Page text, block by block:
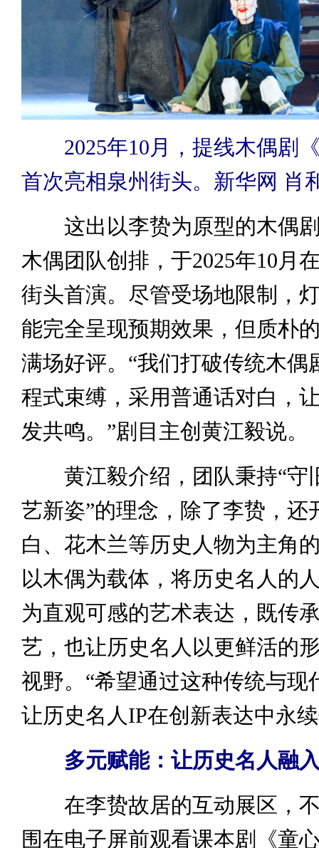
2025年10月，提线木偶剧
首次亮相泉州街头。新华网 肖
这出以李贽为原型的木偶剧
木偶团队创排，于2025年10月
街头首演。尽管受场地限制，
能完全呈现预期效果，但质朴
满场好评。“我们打破传统木偶
程式束缚，采用普通话对白，
发共鸣。”剧目主创黄江毅说。
黄江毅介绍，团队秉持“守
艺新姿”的理念，除了李贽，还
白、花木兰等历史人物为主角
以木偶为载体，将历史名人的
为直观可感的艺术表达，既传
艺，也让历史名人以更鲜活的
视野。“希望通过这种传统与现
让历史名人IP在创新表达中永
多元赋能：让历史名人融
在李贽故居的互动展区，不
围在电子屏前观看课本剧《童